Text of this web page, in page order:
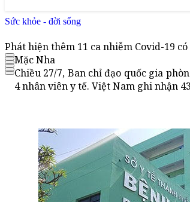
Sức khỏe - đời sống
Phát hiện thêm 11 ca nhiễm Covid-19
Mặc Nha
Chiều 27/7, Ban chỉ đạo quốc gia
4 nhân viên y tế. Việt Nam ghi nhận